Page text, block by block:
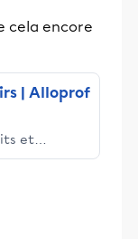
cela encore
| Alloprof
et
les élèves